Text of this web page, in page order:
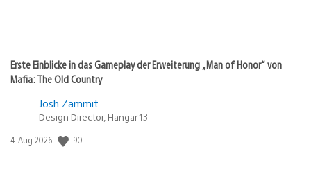
Erste Einblicke in das Gameplay der Erweiterung „Man of Honor“ von
Mafia: The Old Country
Josh Zammit
Design Director, Hangar 13
Veröffentlichungsdatum:
4. Aug 2026 90